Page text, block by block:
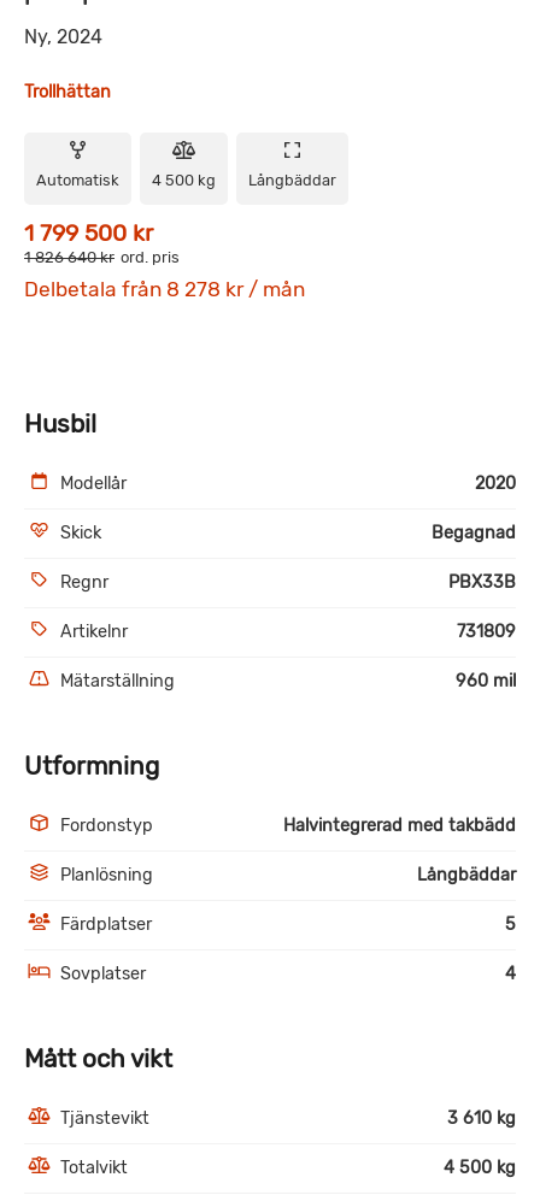
Ny, 2024
Trollhättan
Automatisk 4 500 kg Långbäddar
1 799 500 kr
1 826 640 kr ord. pris
Delbetala från 8 278 kr / mån
Husbil
Modellår 2020
Skick Begagnad
Regnr PBX33B
Artikelnr 731809
Mätarställning 960 mil
Utformning
Fordonstyp Halvintegrerad med takbädd
Planlösning Långbäddar
Färdplatser 5
Sovplatser 4
Mått och vikt
Tjänstevikt 3 610 kg
Totalvikt 4 500 kg